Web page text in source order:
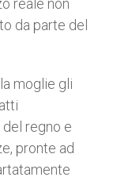
reale non
da parte del
moglie gli
regno e
pronte ad